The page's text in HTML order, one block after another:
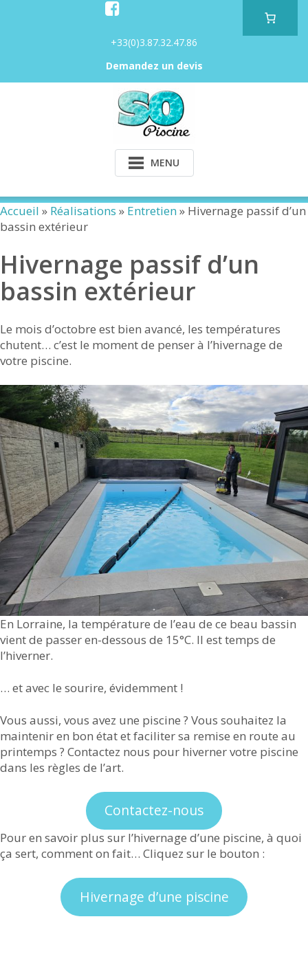
+33(0)3.87.32.47.86
Demandez un devis
MENU
Accueil » Réalisations » Entretien» Hivernage passif d’un
bassin extérieur
Hivernage passif d’un
bassin extérieur
Le mois d’octobre est bien avancé, les températures
chutent… c’est le moment de penser à l’hivernage de
votre piscine.
En Lorraine, la température de l’eau de ce beau bassin
vient de passer en-dessous de 15°C. Il est temps de
l’hiverner.
… et avec le sourire, évidemment !
Vous aussi, vous avez une piscine ? Vous souhaitez la
maintenir en bon état et faciliter sa remise en route au
printemps ? Contactez nous pour hiverner votre piscine
dans les règles de l’art.
Contactez-nous
Pour en savoir plus sur l’hivernage d’une piscine, à quoi
ça sert, comment on fait… Cliquez sur le bouton :
Hivernage d’une piscine